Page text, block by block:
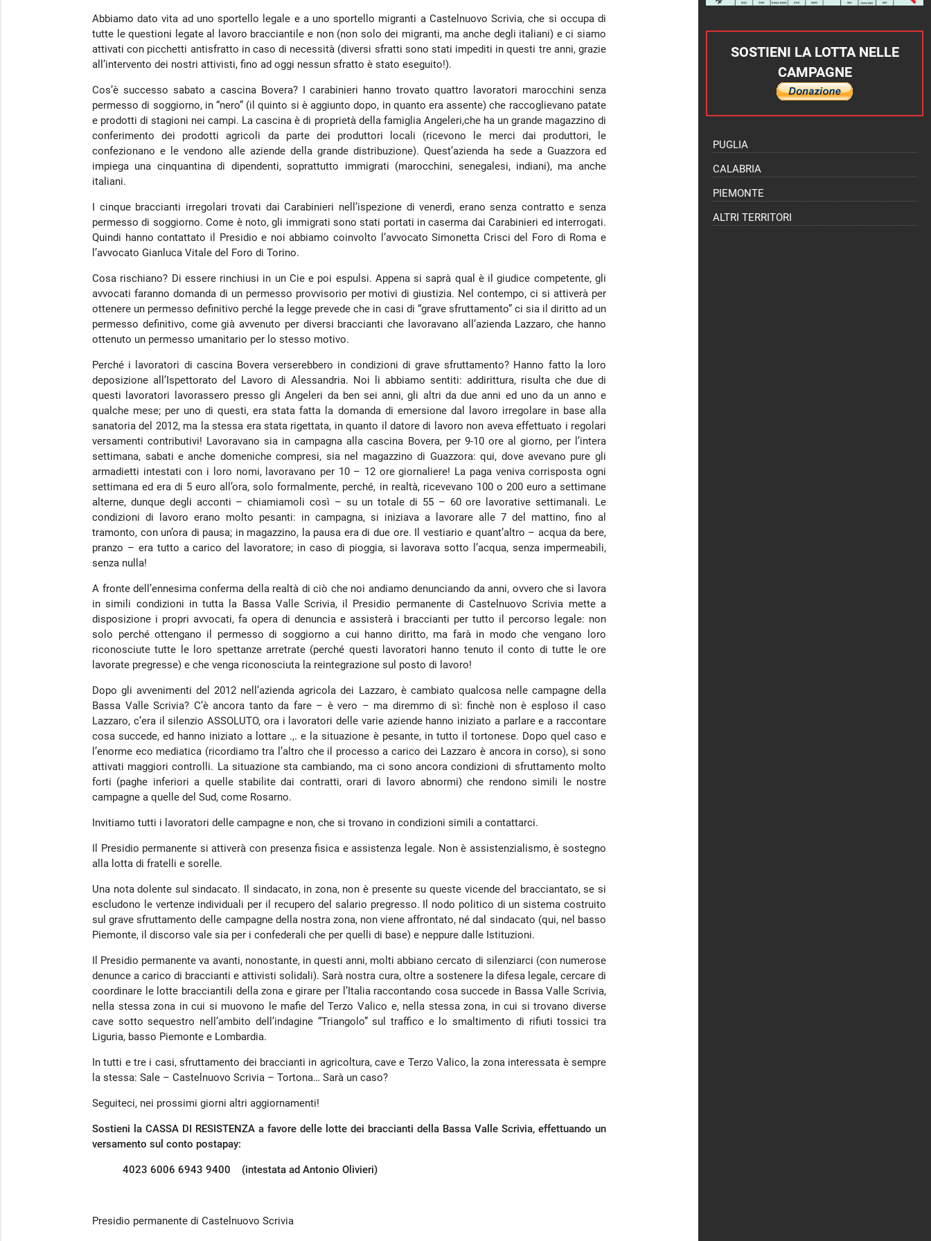
Abbiamo dato vita ad uno sportello legale e a uno sportello migranti a Castelnuovo Scrivia, che si occupa di
tutte le questioni legate al lavoro bracciantile e non (non solo dei migranti, ma anche degli italiani) e ci siamo
attivati con picchetti antisfratto in caso di necessità (diversi sfratti sono stati impediti in questi tre anni, grazie
all’intervento dei nostri attivisti, fino ad oggi nessun sfratto è stato eseguito!).
Cos’è successo sabato a cascina Bovera? I carabinieri hanno trovato quattro lavoratori marocchini senza
permesso di soggiorno, in “nero” (il quinto si è aggiunto dopo, in quanto era assente) che raccoglievano patate
e prodotti di stagioni nei campi. La cascina è di proprietà della famiglia Angeleri,che ha un grande magazzino di
conferimento dei prodotti agricoli da parte dei produttori locali (ricevono le merci dai produttori, le
confezionano e le vendono alle aziende della grande distribuzione). Quest’azienda ha sede a Guazzora ed
impiega una cinquantina di dipendenti, soprattutto immigrati (marocchini, senegalesi, indiani), ma anche
italiani.
I cinque braccianti irregolari trovati dai Carabinieri nell’ispezione di venerdì, erano senza contratto e senza
permesso di soggiorno. Come è noto, gli immigrati sono stati portati in caserma dai Carabinieri ed interrogati.
Quindi hanno contattato il Presidio e noi abbiamo coinvolto l’avvocato Simonetta Crisci del Foro di Roma e
l’avvocato Gianluca Vitale del Foro di Torino.
Cosa rischiano? Di essere rinchiusi in un Cie e poi espulsi. Appena si saprà qual è il giudice competente, gli
avvocati faranno domanda di un permesso provvisorio per motivi di giustizia. Nel contempo, ci si attiverà per
ottenere un permesso definitivo perché la legge prevede che in casi di “grave sfruttamento” ci sia il diritto ad un
permesso definitivo, come già avvenuto per diversi braccianti che lavoravano all’azienda Lazzaro, che hanno
ottenuto un permesso umanitario per lo stesso motivo.
Perché i lavoratori di cascina Bovera verserebbero in condizioni di grave sfruttamento? Hanno fatto la loro
deposizione all’Ispettorato del Lavoro di Alessandria. Noi li abbiamo sentiti: addirittura, risulta che due di
questi lavoratori lavorassero presso gli Angeleri da ben sei anni, gli altri da due anni ed uno da un anno e
qualche mese; per uno di questi, era stata fatta la domanda di emersione dal lavoro irregolare in base alla
sanatoria del 2012, ma la stessa era stata rigettata, in quanto il datore di lavoro non aveva effettuato i regolari
versamenti contributivi! Lavoravano sia in campagna alla cascina Bovera, per 9-10 ore al giorno, per l’intera
settimana, sabati e anche domeniche compresi, sia nel magazzino di Guazzora: qui, dove avevano pure gli
armadietti intestati con i loro nomi, lavoravano per 10 – 12 ore giornaliere! La paga veniva corrisposta ogni
settimana ed era di 5 euro all’ora, solo formalmente, perché, in realtà, ricevevano 100 o 200 euro a settimane
alterne, dunque degli acconti – chiamiamoli così – su un totale di 55 – 60 ore lavorative settimanali. Le
condizioni di lavoro erano molto pesanti: in campagna, si iniziava a lavorare alle 7 del mattino, fino al
tramonto, con un’ora di pausa; in magazzino, la pausa era di due ore. Il vestiario e quant’altro – acqua da bere,
pranzo – era tutto a carico del lavoratore; in caso di pioggia, si lavorava sotto l’acqua, senza impermeabili,
senza nulla!
A fronte dell’ennesima conferma della realtà di ciò che noi andiamo denunciando da anni, ovvero che si lavora
in simili condizioni in tutta la Bassa Valle Scrivia, il Presidio permanente di Castelnuovo Scrivia mette a
disposizione i propri avvocati, fa opera di denuncia e assisterà i braccianti per tutto il percorso legale: non
solo perché ottengano il permesso di soggiorno a cui hanno diritto, ma farà in modo che vengano loro
riconosciute tutte le loro spettanze arretrate (perché questi lavoratori hanno tenuto il conto di tutte le ore
lavorate pregresse) e che venga riconosciuta la reintegrazione sul posto di lavoro!
Dopo gli avvenimenti del 2012 nell’azienda agricola dei Lazzaro, è cambiato qualcosa nelle campagne della
Bassa Valle Scrivia? C’è ancora tanto da fare – è vero – ma diremmo di sì: finchè non è esploso il caso
Lazzaro, c’era il silenzio ASSOLUTO, ora i lavoratori delle varie aziende hanno iniziato a parlare e a raccontare
cosa succede, ed hanno iniziato a lottare .,. e la situazione è pesante, in tutto il tortonese. Dopo quel caso e
l’enorme eco mediatica (ricordiamo tra l’altro che il processo a carico dei Lazzaro è ancora in corso), si sono
attivati maggiori controlli. La situazione sta cambiando, ma ci sono ancora condizioni di sfruttamento molto
forti (paghe inferiori a quelle stabilite dai contratti, orari di lavoro abnormi) che rendono simili le nostre
campagne a quelle del Sud, come Rosarno.
Invitiamo tutti i lavoratori delle campagne e non, che si trovano in condizioni simili a contattarci.
Il Presidio permanente si attiverà con presenza fisica e assistenza legale. Non è assistenzialismo, è sostegno
alla lotta di fratelli e sorelle.
Una nota dolente sul sindacato. Il sindacato, in zona, non è presente su queste vicende del bracciantato, se si
escludono le vertenze individuali per il recupero del salario pregresso. Il nodo politico di un sistema costruito
sul grave sfruttamento delle campagne della nostra zona, non viene affrontato, né dal sindacato (qui, nel basso
Piemonte, il discorso vale sia per i confederali che per quelli di base) e neppure dalle Istituzioni.
Il Presidio permanente va avanti, nonostante, in questi anni, molti abbiano cercato di silenziarci (con numerose
denunce a carico di braccianti e attivisti solidali). Sarà nostra cura, oltre a sostenere la difesa legale, cercare di
coordinare le lotte bracciantili della zona e girare per l’Italia raccontando cosa succede in Bassa Valle Scrivia,
nella stessa zona in cui si muovono le mafie del Terzo Valico e, nella stessa zona, in cui si trovano diverse
cave sotto sequestro nell’ambito dell’indagine “Triangolo” sul traffico e lo smaltimento di rifiuti tossici tra
Liguria, basso Piemonte e Lombardia.
In tutti e tre i casi, sfruttamento dei braccianti in agricoltura, cave e Terzo Valico, la zona interessata è sempre
la stessa: Sale – Castelnuovo Scrivia – Tortona… Sarà un caso?
Seguiteci, nei prossimi giorni altri aggiornamenti!
Sostieni la CASSA DI RESISTENZA a favore delle lotte dei braccianti della Bassa Valle Scrivia, effettuando un
versamento sul conto postapay:
4023 6006 6943 9400 (intestata ad Antonio Olivieri)
Presidio permanente di Castelnuovo Scrivia
SOSTIENI LA LOTTA NELLE
CAMPAGNE
PUGLIA
CALABRIA
PIEMONTE
ALTRI TERRITORI